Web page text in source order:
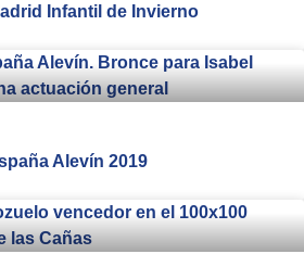
Infantil de Invierno
Alevín 2019